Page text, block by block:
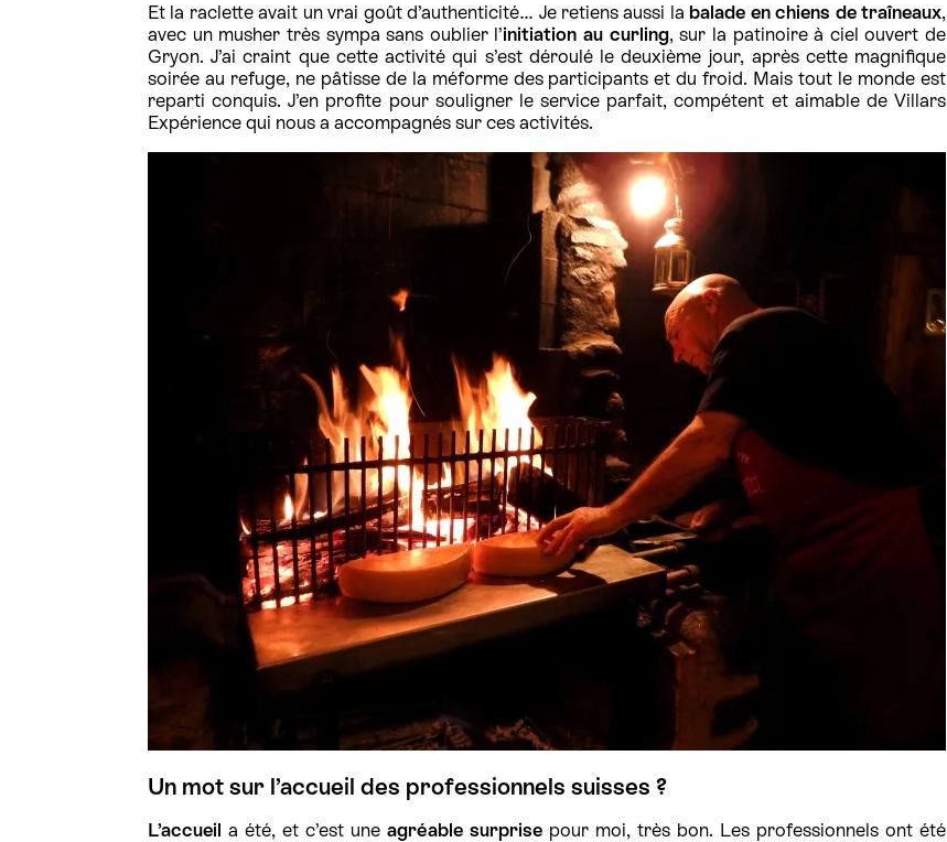
Et la raclette avait un vrai goût d’authenticité… Je retiens aussi la balade en chiens de traîneaux,
avec un musher très sympa sans oublier l’initiation au curling, sur la patinoire à ciel ouvert de
Gryon. J’ai craint que cette activité qui s’est déroulé le deuxième jour, après cette magnifique
soirée au refuge, ne pâtisse de la méforme des participants et du froid. Mais tout le monde est
reparti conquis. J’en profite pour souligner le service parfait, compétent et aimable de Villars
Expérience qui nous a accompagnés sur ces activités.
Un mot sur l’accueil des professionnels suisses ?
L’accueil a été, et c’est une agréable surprise pour moi, très bon. Les professionnels ont été